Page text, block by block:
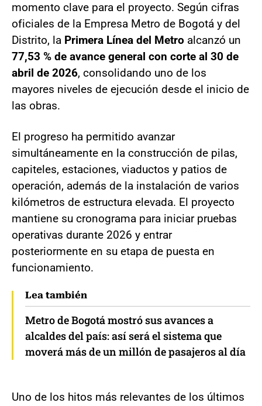
momento clave para el proyecto. Según cifras
oficiales de la Empresa Metro de Bogotá y del
Distrito, la Primera Línea del Metro alcanzó un
77,53 % de avance general con corte al 30 de
abril de 2026, consolidando uno de los
mayores niveles de ejecución desde el inicio de
las obras.
El progreso ha permitido avanzar
simultáneamente en la construcción de pilas,
capiteles, estaciones, viaductos y patios de
operación, además de la instalación de varios
kilómetros de estructura elevada. El proyecto
mantiene su cronograma para iniciar pruebas
operativas durante 2026 y entrar
posteriormente en su etapa de puesta en
funcionamiento.
Lea también
Metro de Bogotá mostró sus avances a
alcaldes del país: así será el sistema que
moverá más de un millón de pasajeros al día
Uno de los hitos más relevantes de los últimos